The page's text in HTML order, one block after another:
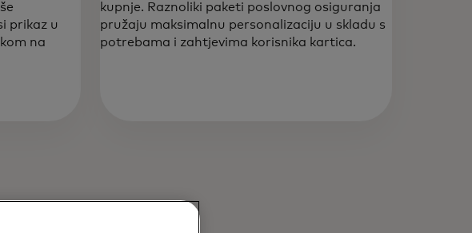
prikaz u
na
kupnje. Raznoliki paketi poslovnog osiguranja
pružaju maksimalnu personalizaciju u skladu s
potrebama i zahtjevima korisnika kartica.